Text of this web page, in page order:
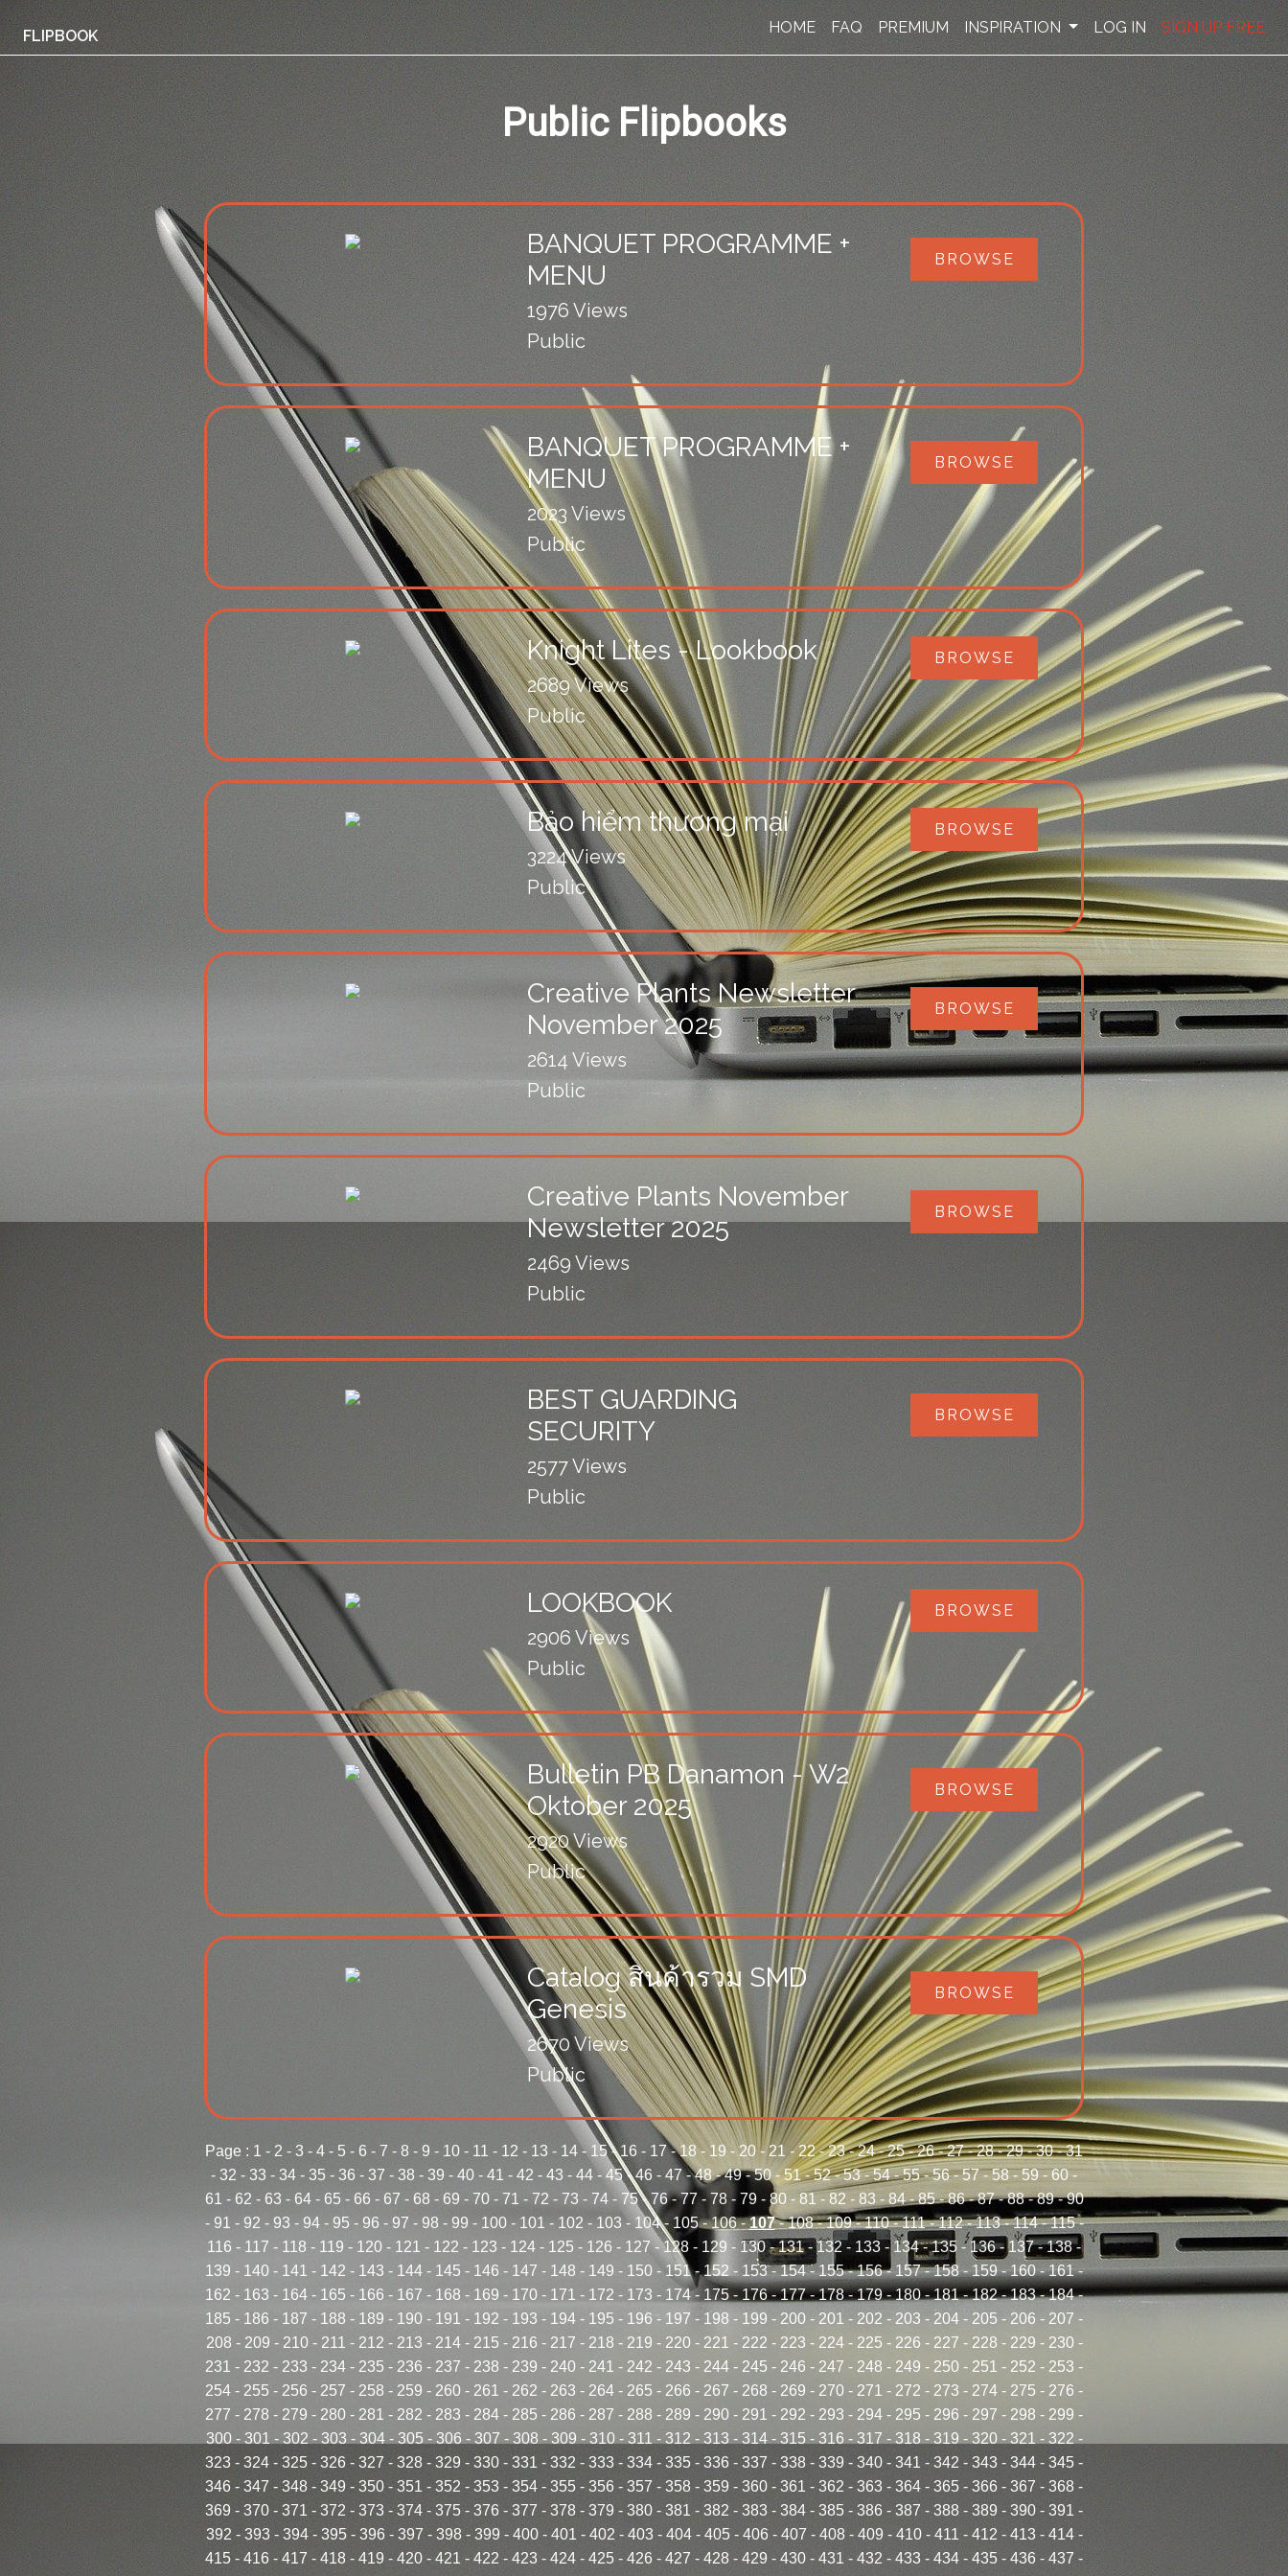
FLIPBOOK HOME FAQ PREMIUM INSPIRATION LOG IN SIGN UP FREE
Public Flipbooks
BANQUET PROGRAMME +
MENU
1976 Views
Public
BROWSE
BANQUET PROGRAMME +
MENU
2023 Views
Public
BROWSE
Knight Lites - Lookbook
2689 Views
Public
BROWSE
Bảo hiểm thương mại
3224 Views
Public
BROWSE
Creative Plants Newsletter
November 2025
2614 Views
Public
BROWSE
Creative Plants November
Newsletter 2025
2469 Views
Public
BROWSE
BEST GUARDING
SECURITY
2577 Views
Public
BROWSE
LOOKBOOK
2906 Views
Public
BROWSE
Bulletin PB Danamon - W2
Oktober 2025
2920 Views
Public
BROWSE
Catalog สินค้ารวม SMD
Genesis
2670 Views
Public
BROWSE
Page : 1 - 2 - 3 - 4 - 5 - 6 - 7 - 8 - 9 - 10 - 11 - 12 - 13 - 14 - 15-16 - 17-18- 19-20-21 -22-23-24-25-26-27-28-29-30-31
- 32 - 33 - 34 - 35 - 36 - 37 - 38 - 39 - 40 - 41 - 42 - 43 - 44 - 45-46 - 47-48-49-50-51-52-53-54-55-56-57-58-59-60-
61 - 62 - 63 - 64- 65- 66 - 67 - 68- 69 - 70- 71 - 72 - 73 - 74- 75-76-77-78- 79- 80-81 - 82 - 83 - 84-85-86-87-88-89-90
- 91 - 92 - 93- 94- 95- 96 - 97 - 98- 99- 100- 101 - 102 - 103- 104- 105-106-107-108-109-110-111-112-113-114-115-
116 - 117 - 118 - 119 - 120 - 121 - 122 - 123 - 124 - 125 - 126 - 127 -128 - 129 -130-131-132 - 133 -134-135 -136-137-138-
139 - 140 - 141 - 142 - 143 - 144 - 145 - 146 - 147 - 148 - 149 - 150 - 151-152 - 153-154-155-156-157-158- 159-160-161-
162 - 163 - 164 - 165 - 166 - 167 - 168 - 169 - 170 - 171 - 172 - 173 - 174- 175 - 176-177-178-179-180-181-182-183-184-
185 - 186 - 187 - 188 - 189 - 190 - 191 - 192 - 193 - 194 - 195 - 196 - 197 - 198 - 199 - 200 - 201 - 202 - 203 - 204 - 205 - 206 - 207 -
208 - 209 - 210- 211 - 212 - 213 - 214- 215 - 216 - 217 - 218 - 219 - 220- 221 - 222 - 223 - 224- 225 - 226 - 227 - 228 - 229 - 230-
231 - 232 - 233 - 234 - 235 - 236 - 237 - 238 - 239 - 240 - 241 - 242 - 243 - 244 - 245 - 246 - 247 - 248 - 249 - 250 - 251 - 252 - 253 -
254 - 255 - 256 - 257 - 258 - 259 - 260 - 261 - 262 - 263 - 264 - 265 - 266 - 267 - 268 - 269 - 270 - 271 - 272 - 273 - 274 - 275 - 276 -
277 - 278 - 279 - 280 - 281 - 282 - 283 - 284 - 285 - 286 - 287 - 288 - 289 - 290 - 291 - 292 - 293 - 294 - 295 - 296 - 297 - 298 - 299 -
300- 301 - 302 - 303 - 304- 305 - 306 - 307 - 308 - 309 - 310- 311 - 312 - 313 - 314- 315 - 316 - 317 - 318 - 319 - 320- 321 - 322 -
323 - 324 - 325 - 326 - 327 - 328 - 329 - 330 - 331 - 332 - 333 - 334 - 335 - 336 - 337 - 338 - 339 - 340 - 341 - 342 - 343 - 344 - 345 -
346 - 347 - 348 - 349 - 350 - 351 - 352 - 353 - 354 - 355 - 356 - 357 - 358 - 359 - 360 - 361 - 362 - 363 - 364 - 365 - 366 - 367 - 368 -
369 - 370 - 371 - 372 - 373 - 374 - 375 - 376 - 377 - 378 - 379 - 380 - 381 - 382 - 383- 384 - 385 - 386 - 387 - 388 - 389 - 390 - 391 -
392 - 393- 394- 395- 396 - 397 - 398- 399 - 400- 401 - 402 - 403- 404- 405- 406- 407 - 408- 409 - 410- 411 - 412 - 413- 414-
415 - 416 - 417 - 418 - 419 - 420 - 421 - 422 - 423 - 424 - 425 - 426 - 427 - 428 - 429 - 430 - 431 - 432 - 433 - 434 - 435 - 436 - 437 -